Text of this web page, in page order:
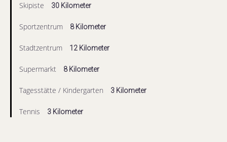
Skipiste 30 Kilometer
Sportzentrum 8 Kilometer
Stadtzentrum 12 Kilometer
Supermarkt 8 Kilometer
Tagesstätte / Kindergarten 3 Kilometer
Tennis 3 Kilometer